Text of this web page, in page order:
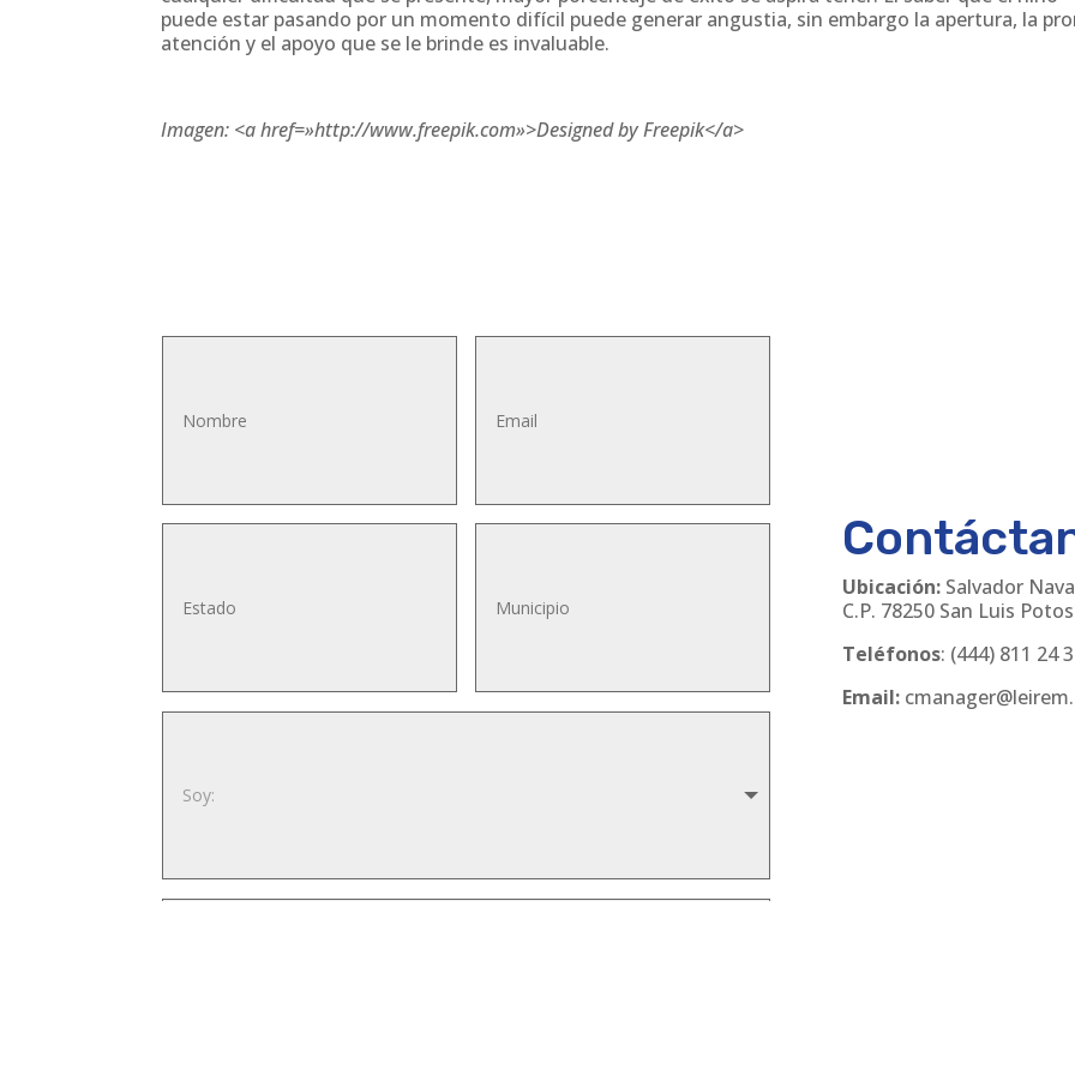
puede estar pasando por un momento difícil puede generar angustia, sin embargo la apertura, la
atención y el apoyo que se le brinde es invaluable.
Imagen: <a href=»http://www.freepik.com»>Designed by Freepik</a>
Ubicación:Salvador
C.P. 78250 San Luis
Teléfonos: (444) 811 24
Email: